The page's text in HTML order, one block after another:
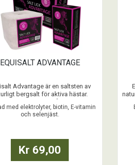
EQUISALT ADVANTAGE
Advantage är en saltsten av
bergsalt för aktiva hästar.
berikad med elektrolyter, biotin,
och selenjäst för att främja
återhämtning.
Finns som 2 kg, 6x2 kg ...
med elektrolyter, biotin, E-vitamin
och selenjäst.
Kr 69,00